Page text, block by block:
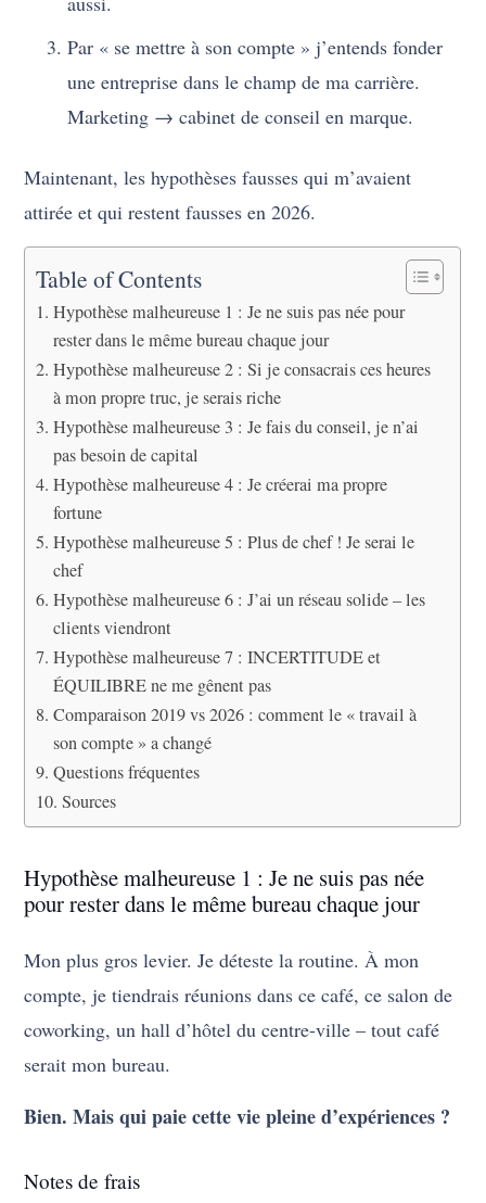
Par « se mettre à son compte » j’entends fonder
une entreprise dans le champ de ma carrière.
Marketing → cabinet de conseil en marque.
Maintenant, les hypothèses fausses qui m’avaient
attirée et qui restent fausses en 2026.
Table of Contents
Hypothèse malheureuse 1 : Je ne suis pas née pour
rester dans le même bureau chaque jour
Hypothèse malheureuse 2 : Si je consacrais ces heures
à mon propre truc, je serais riche
Hypothèse malheureuse 3 : Je fais du conseil, je n’ai
pas besoin de capital
Hypothèse malheureuse 4 : Je créerai ma propre
fortune
Hypothèse malheureuse 5 : Plus de chef ! Je serai le
chef
Hypothèse malheureuse 6 : J’ai un réseau solide – les
clients viendront
Hypothèse malheureuse 7 : INCERTITUDE et
ÉQUILIBRE ne me gênent pas
Comparaison 2019 vs 2026 : comment le « travail à
son compte » a changé
Questions fréquentes
Sources
Hypothèse malheureuse 1 : Je ne suis pas née
pour rester dans le même bureau chaque jour
Mon plus gros levier. Je déteste la routine. À mon
compte, je tiendrais réunions dans ce café, ce salon de
coworking, un hall d’hôtel du centre-ville – tout café
serait mon bureau.
Bien. Mais qui paie cette vie pleine d’expériences ?
Notes de frais